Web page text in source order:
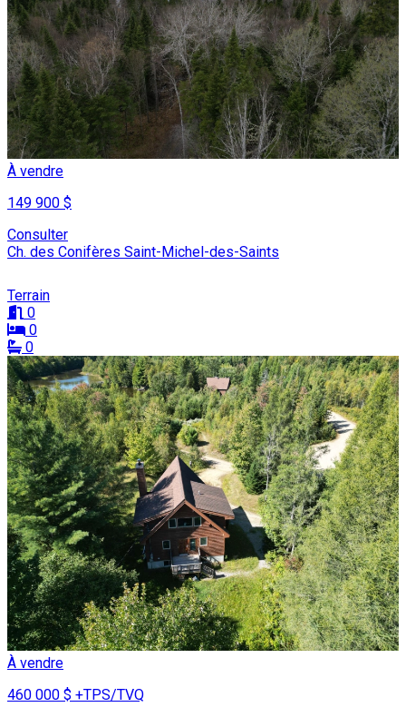
À vendre
149 900 $
Consulter
Ch. des Conifères Saint-Michel-des-Saints
Terrain
0
0
0
À vendre
460 000 $ +TPS/TVQ